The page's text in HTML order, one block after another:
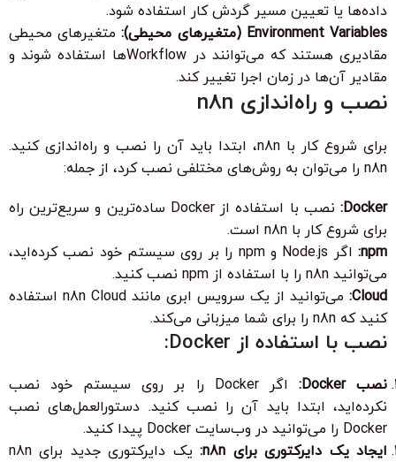
داده‌ها یا تعیین مسیر گردش کار استفاده شود.
Environment Variables (متغیرهای محیطی):
متغیرهای محیطی
مقادیری هستند که می‌توانند در Workflowها استفاده شوند و
مقادیر آن‌ها در زمان اجرا تغییر کند.
نصب و راه‌اندازی n8n
برای شروع کار با n8n، ابتدا باید آن را نصب و راه‌اندازی کنید.
n8n را می‌توان به روش‌های مختلفی نصب کرد، از جمله:
Docker:
نصب با استفاده از Docker ساده‌ترین و سریع‌ترین راه
برای شروع کار با n8n است.
npm:
اگر Node.js و npm را بر روی سیستم خود نصب کرده‌اید،
می‌توانید n8n را با استفاده از npm نصب کنید.
Cloud:
می‌توانید از یک سرویس ابری مانند n8n Cloud استفاده
کنید که n8n را برای شما میزبانی می‌کند.
نصب با استفاده از Docker:
نصب Docker:
اگر Docker را بر روی سیستم خود نصب
نکرده‌اید، ابتدا باید آن را نصب کنید. دستورالعمل‌های نصب
Docker را می‌توانید در وب‌سایت Docker پیدا کنید.
ایجاد یک دایرکتوری برای n8n:
یک دایرکتوری جدید برای n8n